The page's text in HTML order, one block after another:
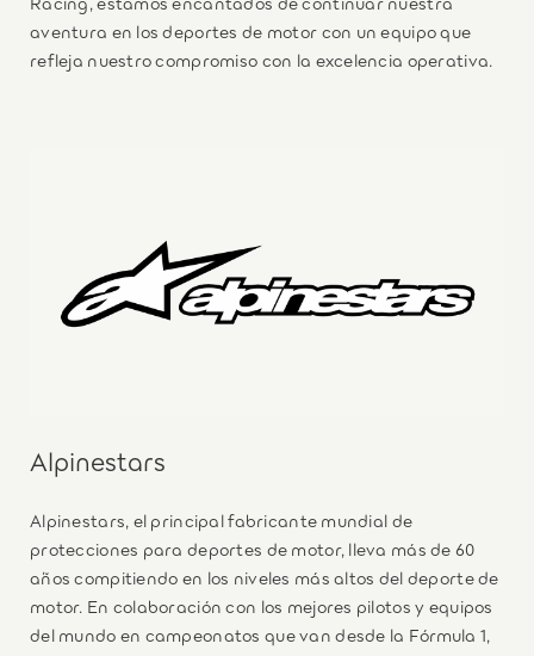
aventura en los deportes de motor con un equipo que
refleja nuestro compromiso con la excelencia operativa.
Alpinestars
Alpinestars, el principal fabricante mundial de
protecciones para deportes de motor, lleva más de 60
años compitiendo en los niveles más altos del deporte de
motor. En colaboración con los mejores pilotos y equipos
del mundo en campeonatos que van desde la Fórmula 1,